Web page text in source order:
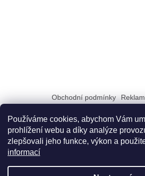
Používáme cookies, abychom Vám
prohlížení webu a díky analýze
zlepšovali jeho funkce, výkon a
informací
Obchodní podmínky
Doprava a možnosti platby